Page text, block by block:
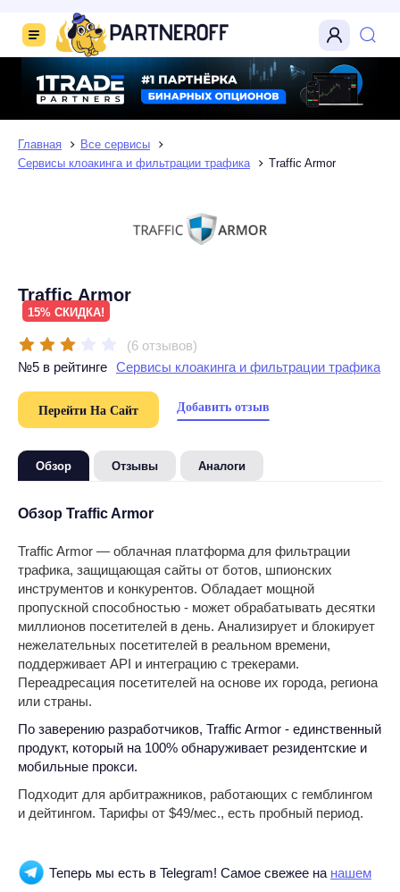
Главная
Все сервисы
Сервисы клоакинга и фильтрации трафика
Traffic Armor
Traffic Armor
15% СКИДКА!
(6 отзывов)
№5 в рейтинге Сервисы клоакинга и фильтрации трафика
Перейти На Сайт Добавить отзыв
Обзор Отзывы Аналоги
Обзор Traffic Armor
Traffic Armor — облачная платформа для фильтрации
трафика, защищающая сайты от ботов, шпионских
инструментов и конкурентов. Обладает мощной
пропускной способностью - может обрабатывать десятки
миллионов посетителей в день. Анализирует и блокирует
нежелательных посетителей в реальном времени,
поддерживает API и интеграцию с трекерами.
Переадресация посетителей на основе их города, региона
или страны.
По заверению разработчиков, Traffic Armor - единственный
продукт, который на 100% обнаруживает резидентские и
мобильные прокси.
Подходит для арбитражников, работающих с гемблингом
и дейтингом. Тарифы от $49/мес., есть пробный период.
Теперь мы есть в Telegram! Самое свежее на нашем